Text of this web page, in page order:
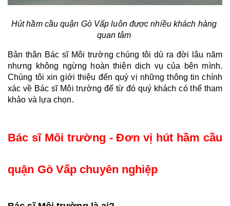
Hút hầm cầu quận Gò Vấp luôn được nhiều khách hàng
quan tâm
Bản thân Bác sĩ Môi trường chúng tôi dù ra đời lâu năm
nhưng không ngừng hoàn thiện dịch vụ của bên mình.
Chúng tôi xin giới thiệu đến quý vị những thông tin chính
xác về Bác sĩ Môi trường để từ đó quý khách có thể tham
khảo và lựa chọn.
Bác sĩ Môi trường - Đơn vị hút hầm cầu
quận Gò Vấp chuyên nghiệp